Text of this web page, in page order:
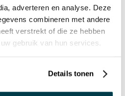
adverteren en analyse. Deze
combineren met andere
verstrekt of die ze hebben
gebruik van hun services.
Details tonen